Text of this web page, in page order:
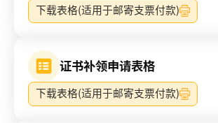
下载表格(适用于邮寄支票付款)
证书补领申请表格
下载表格(适用于邮寄支票付款)